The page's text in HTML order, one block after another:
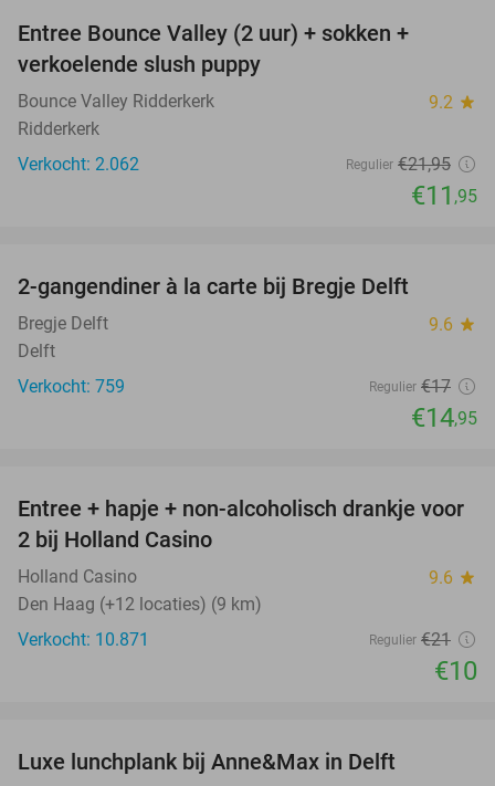
Entree Bounce Valley (2 uur) + sokken +
verkoelende slush puppy
Bounce Valley Ridderkerk 9.2 star
Ridderkerk
Verkocht: 2.062
Regulier €21,95
€11 ,95
2-gangendiner à la carte bij Bregje Delft
Bregje Delft 9.6 star
Delft
Verkocht: 759
Regulier €17
€14,95
52%
Entree + hapje + non-alcoholisch drankje voor
2 bij Holland Casino
Holland Casino 9.6 star
Den Haag (+12 locaties) (9 km)
Verkocht: 10.871
Regulier €21
€10
Luxe lunchplank bij Anne&Max in Delft